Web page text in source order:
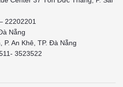
22202201
Nẵng
An Khê, TP. Đà Nẵng
3523522